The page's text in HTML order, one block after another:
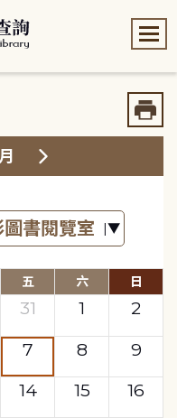
五 六 日
31 1
2
7 8
9
14 15
16